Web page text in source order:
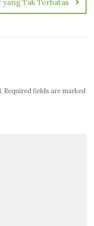
yang Tak Terbatas
Required fields are marked